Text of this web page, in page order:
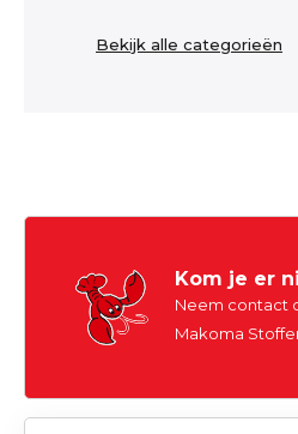
Bekijk alle categorieën
Kom je er
Neem contact
Makoma